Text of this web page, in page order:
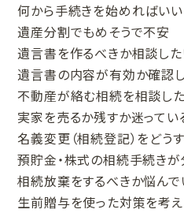
何から手続きを始めればい
遺産分割でもめそうで不安
遺言書を作るべきか相談し
遺言書の内容が有効か確認
不動産が絡む相続を相談し
実家を売るか残すか迷ってい
名義変更（相続登記）をどう
預貯金・株式の相続手続き
相続放棄をするべきか悩んで
生前贈与を使った対策を考